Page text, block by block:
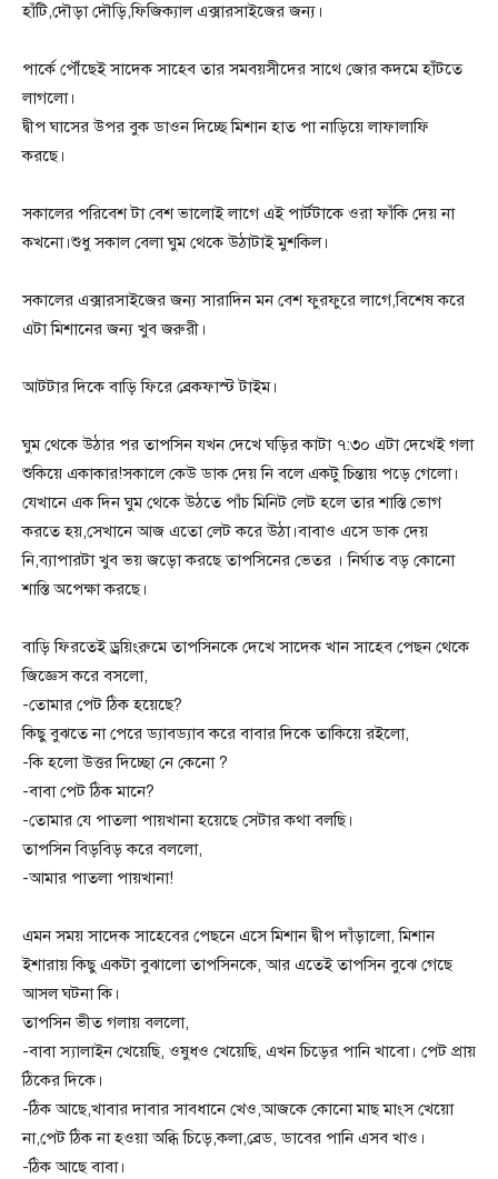
হাঁটি,দৌড়া দৌড়ি,ফিজিক্যাল এক্সারসাইজের জন্য।
পার্কে পৌঁছেই সাদেক সাহেব তার সমবয়সীদের সাথে জোর কদমে হাঁটতে
লাগলো।
দ্বীপ ঘাসের উপর বুক ডাওন দিচ্ছে মিশান হাত পা নাড়িয়ে লাফালাফি
করছে।
সকালের পরিবেশ টা বেশ ভালোই লাগে এই পার্টটাকে ওরা ফাঁকি দেয় না
কখনো।শুধু সকাল বেলা ঘুম থেকে উঠাটাই মুশকিল।
সকালের এক্সারসাইজের জন্য সারাদিন মন বেশ ফুরফুরে লাগে,বিশেষ করে
এটা মিশানের জন্য খুব জরুরী।
আটটার দিকে বাড়ি ফিরে ব্রেকফাস্ট টাইম।
ঘুম থেকে উঠার পর তাপসিন যখন দেখে ঘড়ির কাটা ৭:৩০ এটা দেখেই গলা
শুকিয়ে একাকার!সকালে কেউ ডাক দেয় নি বলে একটু চিন্তায় পড়ে গেলো।
যেখানে এক দিন ঘুম থেকে উঠতে পাঁচ মিনিট লেট হলে তার শাস্তি ভোগ
করতে হয়,সেখানে আজ এতো লেট করে উঠা।বাবাও এসে ডাক দেয়
নি,ব্যাপারটা খুব ভয় জড়ো করছে তাপসিনের ভেতর । নির্ঘাত বড় কোনো
শাস্তি অপেক্ষা করছে।
বাড়ি ফিরতেই ড্রয়িংরুমে তাপসিনকে দেখে সাদেক খান সাহেব পেছন থেকে
জিজ্ঞেস করে বসলো,
-তোমার পেট ঠিক হয়েছে?
কিছু বুঝতে না পেরে ড্যাবড্যাব করে বাবার দিকে তাকিয়ে রইলো,
-কি হলো উত্তর দিচ্ছো নে কেনো ?
-বাবা পেট ঠিক মানে?
-তোমার যে পাতলা পায়খানা হয়েছে সেটার কথা বলছি।
তাপসিন বিড়বিড় করে বললো,
-আমার পাতলা পায়খানা!
এমন সময় সাদেক সাহেবের পেছনে এসে মিশান দ্বীপ দাঁড়ালো, মিশান
ইশারায় কিছু একটা বুঝালো তাপসিনকে, আর এতেই তাপসিন বুঝে গেছে
আসল ঘটনা কি।
তাপসিন ভীত গলায় বললো,
-বাবা স্যালাইন খেয়েছি, ওষুধও খেয়েছি, এখন চিড়ের পানি খাবো। পেট প্রায়
ঠিকের দিকে।
-ঠিক আছে,খাবার দাবার সাবধানে খেও,আজকে কোনো মাছ মাংস খেয়ো
না,পেট ঠিক না হওয়া অব্ধি চিড়ে,কলা,ব্রেড, ডাবের পানি এসব খাও।
-ঠিক আছে বাবা।